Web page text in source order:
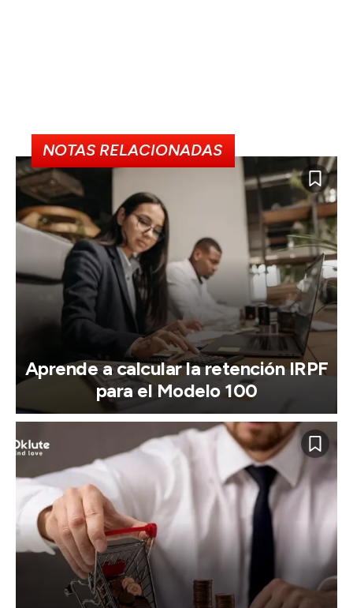
NOTAS RELACIONADAS
Aprende a calcular la retención IRPF
para el Modelo 100